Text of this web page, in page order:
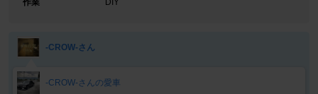
作業
DIY
-CROW-さん
-CROW-さんの愛車